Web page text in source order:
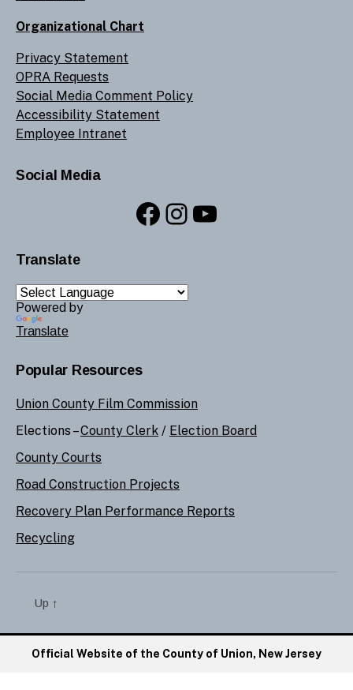
Organizational Chart
Privacy Statement
OPRA Requests
Social Media Comment Policy
Accessibility Statement
Employee Intranet
Social Media
Facebook
Instagram
YouTube
Translate
Powered by
Translate
Popular Resources
Union County Film Commission
Elections –County Clerk / Election Board
County Courts
Road Construction Projects
Recovery Plan Performance Reports
Recycling
Up ↑
Official Website of the County of Union, New Jersey